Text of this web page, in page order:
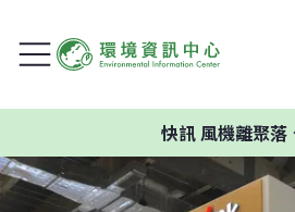
快訊風機離聚落、